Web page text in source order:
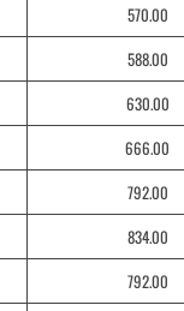
570.00
588.00
630.00
666.00
792.00
834.00
792.00